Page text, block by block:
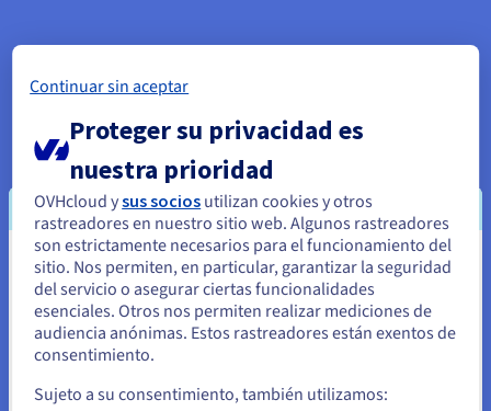
Stefano Molisso, System Admin
Lead, Citynews
El Smart Cloud de OVHcloud: simple, multilocal,
accesible, reversible y transparente.
Parece que está ubicado en Estados
Unidos
Si quiere hacer un pedido desde Estados Unidos, deberá buscar
el sitio web adecuado y crear una cuenta.
Continuar sin aceptar
Proteger su privacidad es
nuestra prioridad
OVHcloud ysus socios utilizan cookies y otros
rastreadores en nuestro sitio web. Algunos rastreadores
son estrictamente necesarios para el funcionamiento del
sitio. Nos permiten, en particular, garantizar la seguridad
del servicio o asegurar ciertas funcionalidades
esenciales. Otros nos permiten realizar mediciones de
audiencia anónimas. Estos rastreadores están exentos de
consentimiento.
Sujeto a su consentimiento, también utilizamos: